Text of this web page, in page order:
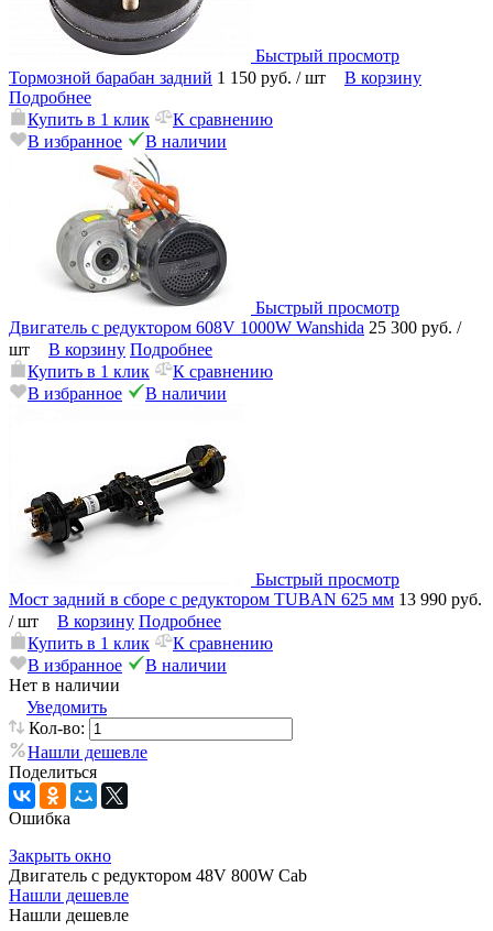
Быстрый просмотр
Тормозной барабан задний 1 150 руб. / шт
В корзину
Подробнее
Купить в 1 клик
К сравнению
В избранное
В наличии
Быстрый просмотр
Двигатель с редуктором 608V 1000W Wanshida 25 300 руб. /
шт
В корзину Подробнее
Купить в 1 клик
К сравнению
В избранное
В наличии
Быстрый просмотр
Мост задний в сборе с редуктором TUBAN 625 мм 13 990 руб.
/ шт
В корзину Подробнее
Купить в 1 клик
К сравнению
В избранное
В наличии
Нет в наличии
Уведомить
Кол-во:
Нашли дешевле
Поделиться
Ошибка
Закрыть окно
Двигатель с редуктором 48V 800W Cab
Нашли дешевле
Нашли дешевле